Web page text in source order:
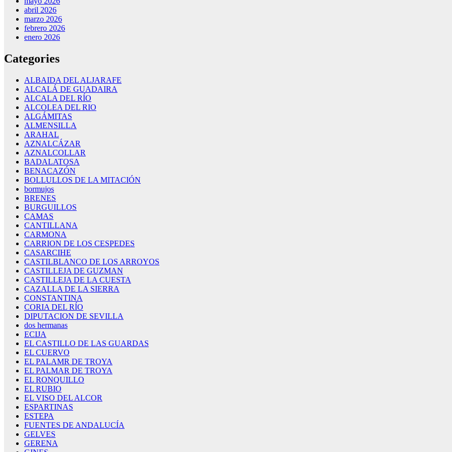
abril 2026
marzo 2026
febrero 2026
enero 2026
Categories
ALBAIDA DEL ALJARAFE
ALCALÁ DE GUADAIRA
ALCALA DEL RÍO
ALCOLEA DEL RIO
ALGÁMITAS
ALMENSILLA
ARAHAL
AZNALCÁZAR
AZNALCOLLAR
BADALATOSA
BENACAZÓN
BOLLULLOS DE LA MITACIÓN
bormujos
BRENES
BURGUILLOS
CAMAS
CANTILLANA
CARMONA
CARRION DE LOS CESPEDES
CASARCIHE
CASTILBLANCO DE LOS ARROYOS
CASTILLEJA DE GUZMAN
CASTILLEJA DE LA CUESTA
CAZALLA DE LA SIERRA
CONSTANTINA
CORIA DEL RÍO
DIPUTACION DE SEVILLA
dos hermanas
ECIJA
EL CASTILLO DE LAS GUARDAS
EL CUERVO
EL PALAMR DE TROYA
EL PALMAR DE TROYA
EL RONQUILLO
EL RUBIO
EL VISO DEL ALCOR
ESPARTINAS
ESTEPA
FUENTES DE ANDALUCÍA
GELVES
GERENA